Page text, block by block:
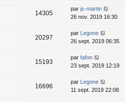
14305
par js-martin
26 nov. 2019 16:30
20297
par Legone
26 sept. 2019 06:35
15193
par fafon
23 sept. 2019 12:19
16696
par Legone
11 sept. 2019 22:08